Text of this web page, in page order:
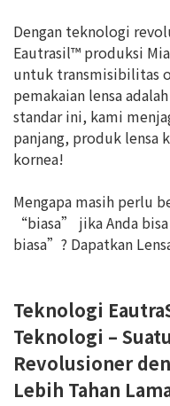
Dengan teknologi
Eautrasil™ produksi
untuk transmisibilitas
pemakaian lensa
standar ini, kami
panjang, produk lensa
kornea!
Mengapa masih perlu
“biasa” jika Anda
biasa”? Dapatkan
Teknologi
Teknologi –
Revolusioner
Lebih Tahan